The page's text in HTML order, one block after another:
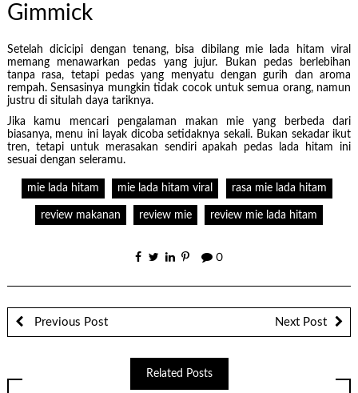
Gimmick
Setelah dicicipi dengan tenang, bisa dibilang mie lada hitam viral
memang menawarkan pedas yang jujur. Bukan pedas berlebihan
tanpa rasa, tetapi pedas yang menyatu dengan gurih dan aroma
rempah. Sensasinya mungkin tidak cocok untuk semua orang, namun
justru di situlah daya tariknya.
Jika kamu mencari pengalaman makan mie yang berbeda dari
biasanya, menu ini layak dicoba setidaknya sekali. Bukan sekadar ikut
tren, tetapi untuk merasakan sendiri apakah pedas lada hitam ini
sesuai dengan seleramu.
mie lada hitam mie lada hitam viral rasa mie lada hitam
review makanan review mie review mie lada hitam
0
Previous Post Next Post
Related Posts